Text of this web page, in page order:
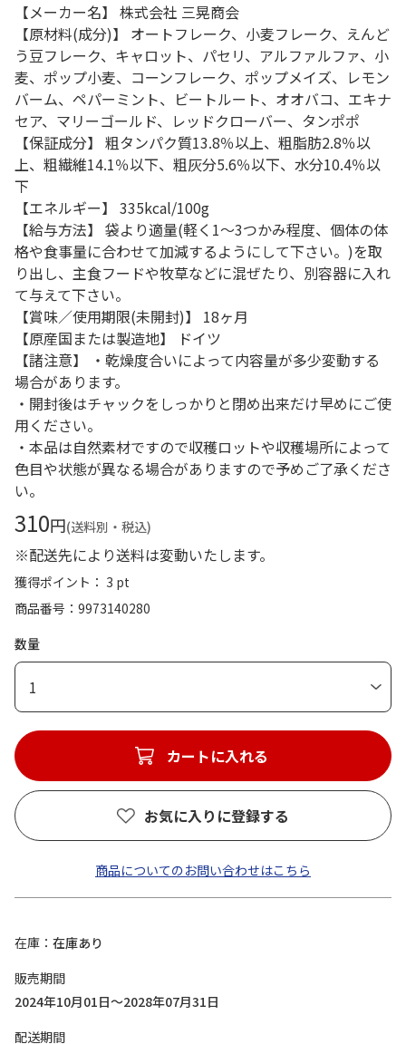
【メーカー名】 株式会社 三晃商会
【原材料(成分)】 オートフレーク、小麦フレーク、えんど
う豆フレーク、キャロット、パセリ、アルファルファ、小
麦、ポップ小麦、コーンフレーク、ポップメイズ、レモン
バーム、ペパーミント、ビートルート、オオバコ、エキナ
セア、マリーゴールド、レッドクローバー、タンポポ
【保証成分】 粗タンパク質13.8％以上、粗脂肪2.8％以
上、粗繊維14.1％以下、粗灰分5.6％以下、水分10.4％以
下
【エネルギー】 335kcal/100g
【給与方法】 袋より適量(軽く1～3つかみ程度、個体の体
格や食事量に合わせて加減するようにして下さい。)を取
り出し、主食フードや牧草などに混ぜたり、別容器に入れ
て与えて下さい。
【賞味／使用期限(未開封)】 18ヶ月
【原産国または製造地】 ドイツ
【諸注意】 ・乾燥度合いによって内容量が多少変動する
場合があります。
・開封後はチャックをしっかりと閉め出来だけ早めにご使
用ください。
・本品は自然素材ですので収穫ロットや収穫場所によって
色目や状態が異なる場合がありますので予めご了承くださ
い。
310円(送料別・税込)
※配送先により送料は変動いたします。
獲得ポイント： 3 pt
商品番号
9973140280
数量
1
カートに入れる
お気に入りに登録する
商品についてのお問い合わせはこちら
在庫
在庫あり
販売期間
2024年10月01日～2028年07月31日
配送期間